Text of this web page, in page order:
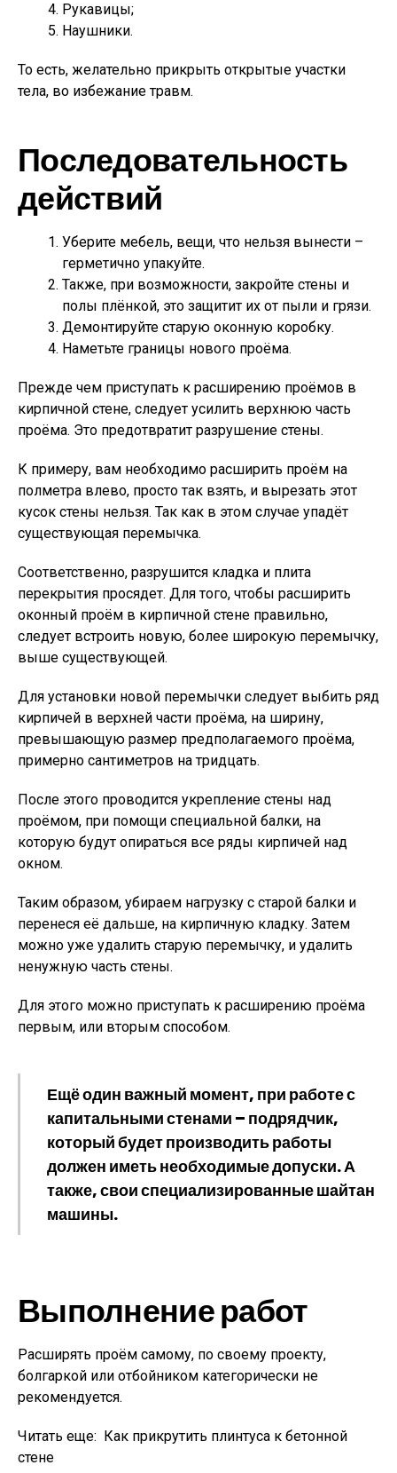
Рукавицы;
Наушники.
То есть, желательно прикрыть открытые участки
тела, во избежание травм.
Последовательность
действий
Уберите мебель, вещи, что нельзя вынести –
герметично упакуйте.
Также, при возможности, закройте стены и
полы плёнкой, это защитит их от пыли и грязи.
Демонтируйте старую оконную коробку.
Наметьте границы нового проёма.
Прежде чем приступать к расширению проёмов в
кирпичной стене, следует усилить верхнюю часть
проёма. Это предотвратит разрушение стены.
К примеру, вам необходимо расширить проём на
полметра влево, просто так взять, и вырезать этот
кусок стены нельзя. Так как в этом случае упадёт
существующая перемычка.
Соответственно, разрушится кладка и плита
перекрытия просядет. Для того, чтобы расширить
оконный проём в кирпичной стене правильно,
следует встроить новую, более широкую перемычку,
выше существующей.
Для установки новой перемычки следует выбить ряд
кирпичей в верхней части проёма, на ширину,
превышающую размер предполагаемого проёма,
примерно сантиметров на тридцать.
После этого проводится укрепление стены над
проёмом, при помощи специальной балки, на
которую будут опираться все ряды кирпичей над
окном.
Таким образом, убираем нагрузку с старой балки и
перенеся её дальше, на кирпичную кладку. Затем
можно уже удалить старую перемычку, и удалить
ненужную часть стены.
Для этого можно приступать к расширению проёма
первым, или вторым способом.
Ещё один важный момент, при работе с
капитальными стенами – подрядчик,
который будет производить работы
должен иметь необходимые допуски. А
также, свои специализированные шайтан
машины.
Выполнение работ
Расширять проём самому, по своему проекту,
болгаркой или отбойником категорически не
рекомендуется.
Читать еще: Как прикрутить плинтуса к бетонной
стене